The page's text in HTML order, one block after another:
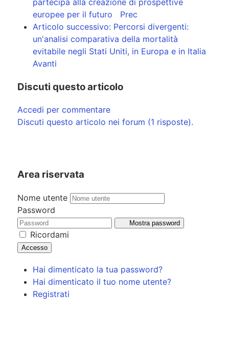
europee per il futuro Prec
Articolo successivo: Percorsi divergenti:
un'analisi comparativa della mortalità
evitabile negli Stati Uniti, in Europa e in Italia
Avanti
Discuti questo articolo
Accedi per commentare
Discuti questo articolo nei forum (1 risposte).
Area riservata
Nome utente
Password
Mostra password
Ricordami
Accesso
Hai dimenticato la tua password?
Hai dimenticato il tuo nome utente?
Registrati